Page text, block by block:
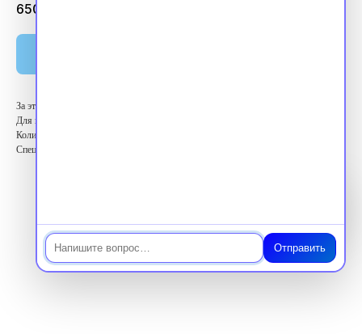
Отправить
6500.00
За этот курс вы получите 36 баллов ЗЕТ
Для кого: Высший медицинский персонал
Количество баллов: 36 ЗЕТ
Специальность: Стоматология ортопедическая